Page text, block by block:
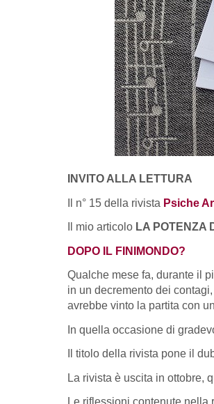
INVITO ALLA LETTURA
Il n° 15 della rivista Psiche
Il mio articolo LA POTENZA
DOPO IL FINIMONDO?
Qualche mese fa, durante il
in un decremento dei
avrebbe vinto la partita con
In quella occasione di
Il titolo della rivista pone il
La rivista è uscita in ottobre,